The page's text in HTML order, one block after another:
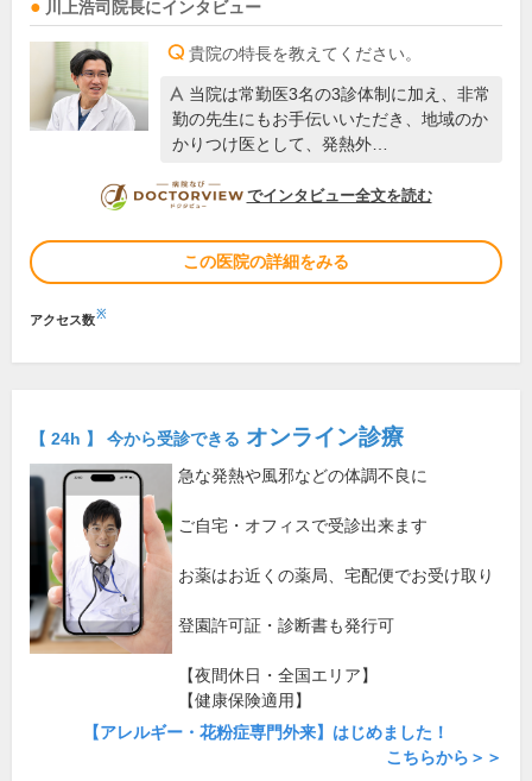
川上浩司 院長にインタビュー
貴院の特長を教えてください。
当院は常勤医3名の3診体制に加え、非常
勤の先生にもお手伝いいただき、地域のか
かりつけ医として、発熱外…
DOCTORVIEW
でインタビュー全文を読む
この医院の詳細をみる
アクセス数※
【 24h 】 今から受診できる オンライン診療
急な発熱や風邪などの体調不良に
ご自宅・オフィスで受診出来ます
お薬はお近くの薬局、宅配便でお受け取り
登園許可証・診断書も発行可
【夜間休日・全国エリア】
【健康保険適用】
【アレルギー・花粉症専門外来】はじめました！
こちらから＞＞